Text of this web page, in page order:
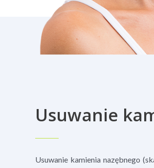
Usuwanie
Usuwanie kamienia nazębnego